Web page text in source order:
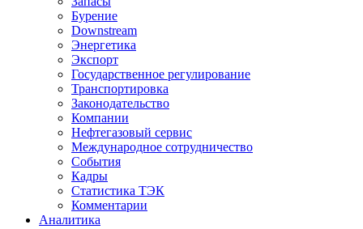
Бурение
Downstream
Энергетика
Экспорт
Государственное регулирование
Транспортировка
Законодательство
Компании
Нефтегазовый сервис
Международное сотрудничество
События
Кадры
Статистика ТЭК
Комментарии
Аналитика